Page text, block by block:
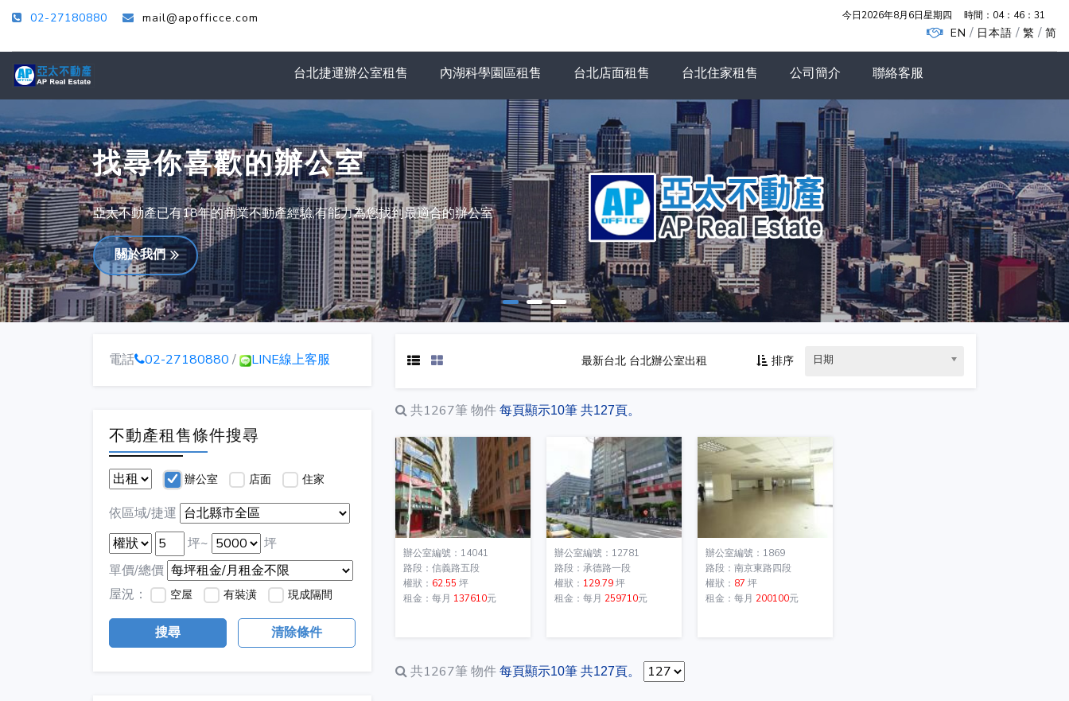
02-27180880 mail@apofficce.com 今日2026年8月6日星期四 時間： 04：46：32
EN / 日本語 / 繁 / 简
台北捷運辦公室租售 內湖科學園區租售 台北店面租售 台北住家租售 公司簡介 聯絡客服
找尋你喜歡的辦公室
亞太不動產已有18年的商業不動產經驗,有能力為您找到最適合的辦公室
關於我們
電話 02-27180880 / LINE線上客服
不動產租售條件搜尋
辦公室 店面 住家
依區域/捷運
坪~
坪
單價/總價
屋況：
空屋 有裝潢 現成隔間
搜尋 清除條件
最新台北 台北辦公室出租 排序 日期
共1267筆 物件 每頁顯示10筆 共127頁。
辦公室編號：14041
路段：信義路五段
權狀： 62.55 坪
租金：每月 137610元
辦公室編號：12781
路段：承德路一段
權狀： 129.79坪
租金：每月 259710元
辦公室編號：1869
路段：南京東路四段
權狀： 87 坪
租金：每月 200100元
共1267筆 物件 每頁顯示10筆 共127頁。